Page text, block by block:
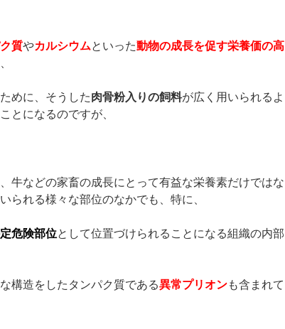
質やカルシウムといった動物の成長を促す栄養価の高
めに、そうした肉骨粉入りの飼料が広く用いられるよ
とになるのですが、
牛などの家畜の成長にとって有益な栄養素だけではな
られる様々な部位のなかでも、特に、
危険部位として位置づけられることになる組織の内部
構造をしたタンパク質である異常プリオンも含まれて